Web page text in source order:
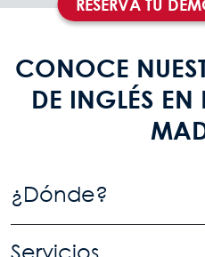
RESERVA TU
CONOCE
DE INGLÉS EN
¿Dónde?
Servicios